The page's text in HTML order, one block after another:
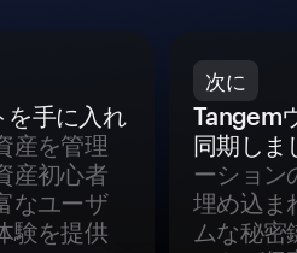
を手に入れ
産を管理
産初心者
なユーザ
験を提供
次に
Tangem
同期しま
ーション
埋め込ま
ムな秘密